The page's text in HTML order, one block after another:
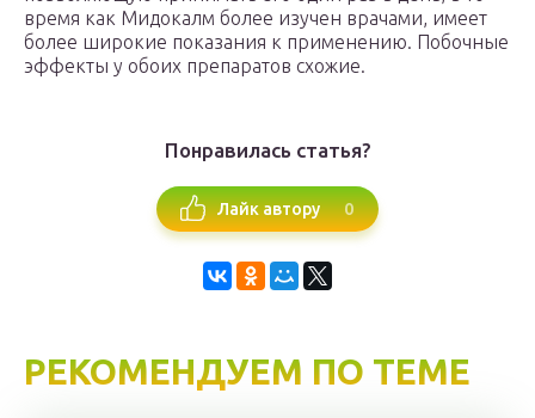
время как Мидокалм более изучен врачами, имеет
более широкие показания к применению. Побочные
эффекты у обоих препаратов схожие.
Понравилась статья?
Лайк автору 0
РЕКОМЕНДУЕМ ПО ТЕМЕ